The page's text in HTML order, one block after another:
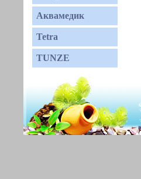
Аквамедик
Tetra
TUNZE